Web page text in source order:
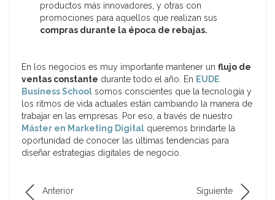
productos más innovadores, y otras con
promociones para aquellos que realizan sus
compras durante la época de rebajas.
En los negocios es muy importante mantener un flujo de
ventas constante durante todo el año. En EUDE
Business School somos conscientes que la tecnología y
los ritmos de vida actuales están cambiando la manera de
trabajar en las empresas. Por eso, a través de nuestro
Máster en Marketing Digital queremos brindarte la
oportunidad de conocer las últimas tendencias para
diseñar estrategias digitales de negocio.
Anterior Siguiente